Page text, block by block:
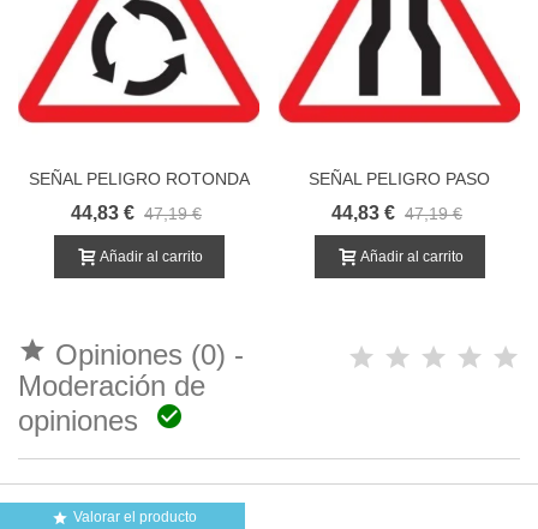
SEÑAL PELIGRO ROTONDA
44,83 € 47,19 €
Añadir al carrito
SEÑAL PELIGRO PASO
ESTRECHO
44,83 € 47,19 €
Añadir al carrito
 Opiniones (0) -
Moderación de
opiniones

 Valorar el producto